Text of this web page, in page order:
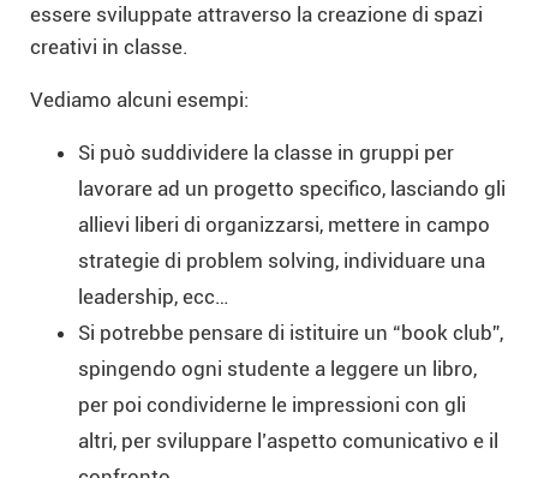
essere sviluppate attraverso la creazione di spazi
creativi in classe.
Vediamo alcuni esempi:
Si può suddividere la classe in gruppi per
lavorare ad un progetto specifico, lasciando gli
allievi liberi di organizzarsi, mettere in campo
strategie di problem solving, individuare una
leadership, ecc…
Si potrebbe pensare di istituire un “book club”,
spingendo ogni studente a leggere un libro,
per poi condividerne le impressioni con gli
altri, per sviluppare l’aspetto comunicativo e il